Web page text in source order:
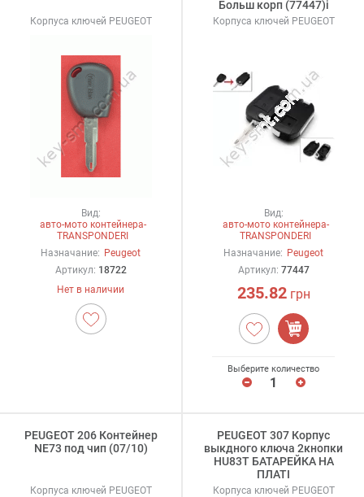
Корпуса ключей PEUGEOT
Вид:
авто-мото контейнера-
TRANSPONDERI
Назначание: Peugeot
Артикул: 18722
Нет в наличии
Больш корп (77447)i
Корпуса ключей PEUGEOT
Вид:
авто-мото контейнера-
TRANSPONDERI
Назначание: Peugeot
Артикул: 77447
235.82грн
Выберите количество
PEUGEOT 206 Контейнер
NE73 под чип (07/10)
Корпуса ключей PEUGEOT
PEUGEOT 307 Корпус
выкдного ключа 2кнопки
HU83T БАТАРЕЙКА НА
ПЛАТІ
Корпуса ключей PEUGEOT